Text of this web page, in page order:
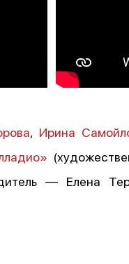
, Ирина
— Елена